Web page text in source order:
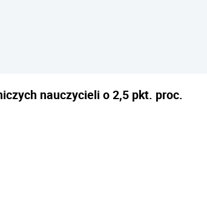
nauczycieli o 2,5 pkt. proc.